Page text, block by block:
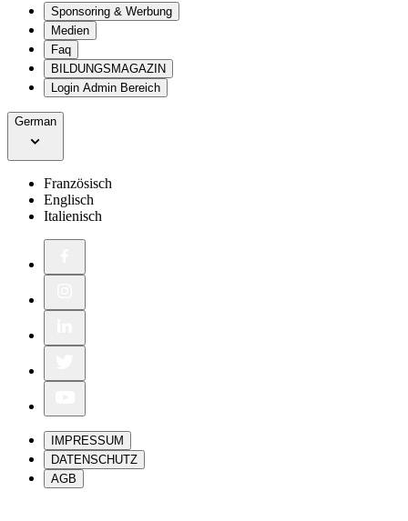
Sponsoring & Werbung
Medien
Faq
BILDUNGSMAGAZIN
Login Admin Bereich
German
Französisch
Englisch
Italienisch
IMPRESSUM
DATENSCHUTZ
AGB